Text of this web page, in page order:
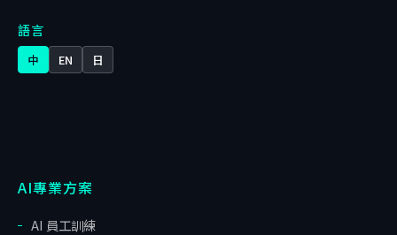
語言
中 EN 日
AI專業方案
AI 員工訓練